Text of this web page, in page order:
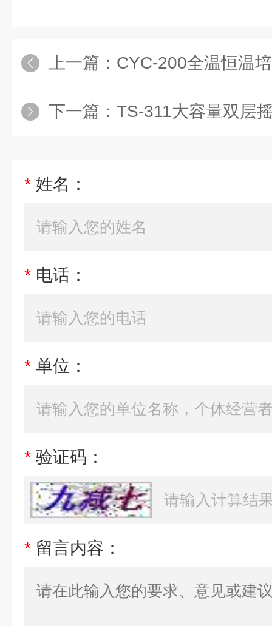
上一篇： CYC-200全温恒温
下一篇： TS-311大容量双层
* 姓名：
* 电话：
* 单位：
* 验证码：
* 留言内容：